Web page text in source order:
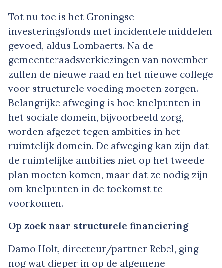
Tot nu toe is het Groningse
investeringsfonds met incidentele middelen
gevoed, aldus Lombaerts. Na de
gemeenteraadsverkiezingen van november
zullen de nieuwe raad en het nieuwe college
voor structurele voeding moeten zorgen.
Belangrijke afweging is hoe knelpunten in
het sociale domein, bijvoorbeeld zorg,
worden afgezet tegen ambities in het
ruimtelijk domein. De afweging kan zijn dat
de ruimtelijke ambities niet op het tweede
plan moeten komen, maar dat ze nodig zijn
om knelpunten in de toekomst te
voorkomen.
Op zoek naar structurele financiering
Damo Holt, directeur/partner Rebel, ging
nog wat dieper in op de algemene